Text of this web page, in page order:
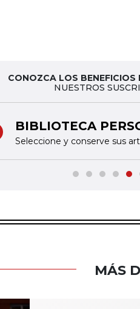
CONOZCA LOS BENEFICIOS
NUESTROS
BIBLIOTECA
Seleccione y conserve sus
MÁS